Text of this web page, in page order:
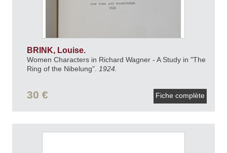
BRINK, Louise.
Women Characters in Richard Wagner - A Study in "The
Ring of the Nibelung". 1924.
30 € Fiche complète